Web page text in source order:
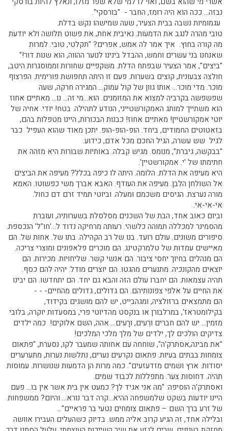
נבזה... ככה הוא היה רומז, החבר - "בורסקי".
עגמומיות נשבה בבית הצעיר, שעה שמישהו נקש בדלת.
טובי מהרה לנגב את הדמעות. נאיבית אחת, את פשוט תלושה ולא יודעת
מה קורה בחוץ. איך אמר לה אמש, אפרים? "תקלטי, טובי. למרות
שאנחנו בני עשרים וחמש, ההבדל בינינו לנוער ההווה, הוא שנות דור!"
"ביצים", אמר הצעיר שבפתח הדלת. משקפיים שחורות וממוסגרות היטב,
חולצה צבעונית, קוצים בשערות. פעם זו היתה תחפושת פורימית. הפרצוף
מוכר. מדי מוכר... אותו גוון של קול עמוק... המגירה חרקה, שעה
שפשפשה בקרביה למצוא את המזומנים. הוא...מי זה... נו... מאתיים אחוז
הוא משתייך למותג האמקורשטייני, הנודע לתהילה. בטח! יודי. אחיה של
יוטי אמקורשטיין! מאתיים אחוז! כבנות הבכורות, היינו מטפלות בהם,
בזאטוטים החמודים, ביחד. הופ-הופ-הופ. יתכן מאוד שהוא העפיל כבר
לגיל שש עשרה, הגיל החכם מכל אדם, כידוע.
"בבקשה, גיברת", מנומס. מגיש קבלה. באותיות שבורות היא מזהה את
חתימתו של 'י. אמקורשטיין'.
היא מעיפה את הדלת. הלומה. היתה לו כיפה בכלל? מעיפה את הביצים
אל השולחן הלבן. מעיפה את העודף. האבא אברך משי כפשוטו. האמא
מורה נערצת. הגיסים משכמם ומעלה. וביוטי תמיד זרם דם כחול.
אי-אי-אי.
וביום כאוב אחד, הבת של השכנים מסלסלת בשערותיה, ועוברת
מהסמינר למכללה תמוהה כלשהי. רעותה מרחיקה נדוד ל...'חו"ל' הנכספת.
סיפורים משונים. עולם רועד. בנו של רב הקהילה. בתו של. אחות של. הם
מאיישים עמדות של טלמרקטינג. הם מוכרים פלאפונים ומוצרי צריכה.
הם מנהלים בחיוך יחסי ציבור. הם אנשי קשר. שליחויות. מכירות. הם
יוצאים מהקונכיה. מתנערים מהגטו. הם יוצרים מודל. יהיה להם כסף.
תהיה עצמאות. הם יחברו עולם הזה והבא גם יחד. הם יתחדשו. הם יבינו
את החיים על אלפי צפונותיהם. הם גדולים, גדולים מהחיים- - -
הם מתמצאים ברזולציה, ומגהבייט, יש להם מושגים בקידוד,
בקילומטראז', במרלבורן או בנקסט מהדיוטי פרי, במסעדות יוקרה, בלובי
מזמין... יש להם חברים ורֵעים, ורָעים... אהה, השם אלוקים! כמה ילדים
צדיקים הולכים לך, ילדים של מלך מלכי המלכים!
"את מבינה,אסתרק'ה", שוחחה עם אחותה שמעבר לקו, נסערת, "פתאום
צומחות בבתים בעיות. פתאום נקרעים נערים, נתלשות נערות, מתערערים
יסודות. ארץ ושמים מזדעזעים". כמה מרות הן הדמעות שנושרות. עמוסות
תהיה. דחוסות צער. מתפללות לכבוד שמים.
ואסתרק'ה הוסיפה: "מה אני אגיד לך? כמעט אין בית אשר אין בו... פעם
היינו יודעות בשקט שלמשפחה ההיא...קרה דבר נורא... והיום? ממשפחות
של זרע ברך השם – פתאום צומחים נטעי בר פראיים"...
ובלילה אחד, זה הגיע קרוב אליה ממש. בדיוק כשהעלים העבירו אוושה